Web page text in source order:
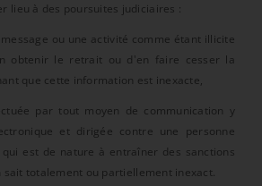
lieu à des poursuites judiciaires :
ou une activité comme étant illicite
obtenir le retrait ou d'en faire cesser la
que cette information est inexacte,
par tout moyen de communication y
et dirigée contre une personne
est de nature à entraîner des sanctions
totalement ou partiellement inexact.